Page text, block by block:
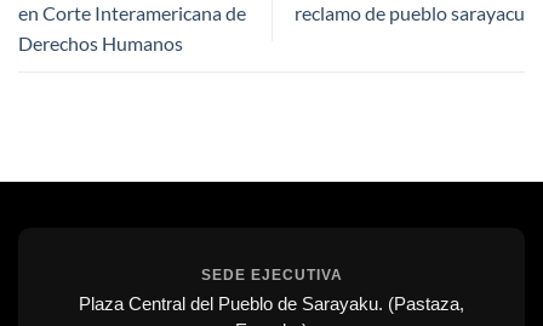
en Corte Interamericana de
Derechos Humanos
reclamo de pueblo sarayacu
SEDE EJECUTIVA
Plaza Central del Pueblo de Sarayaku. (Pastaza,